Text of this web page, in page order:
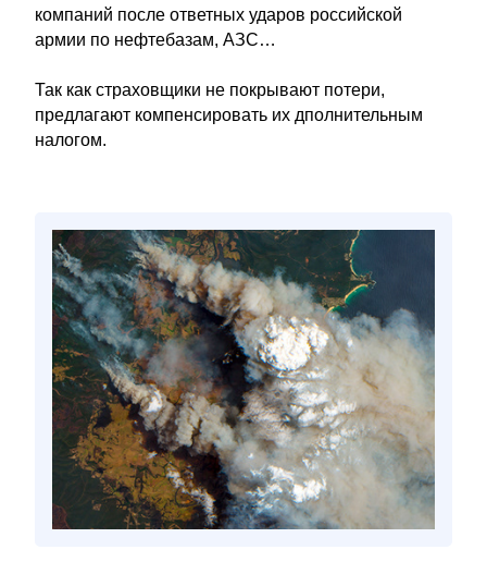
компаний после ответных ударов российской
армии по нефтебазам, АЗС…
Так как страховщики не покрывают потери,
предлагают компенсировать их дполнительным
налогом.